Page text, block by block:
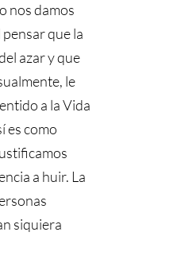
nos damos
que la
azar y que
le
a la Vida
es como
a huir. La
siquiera